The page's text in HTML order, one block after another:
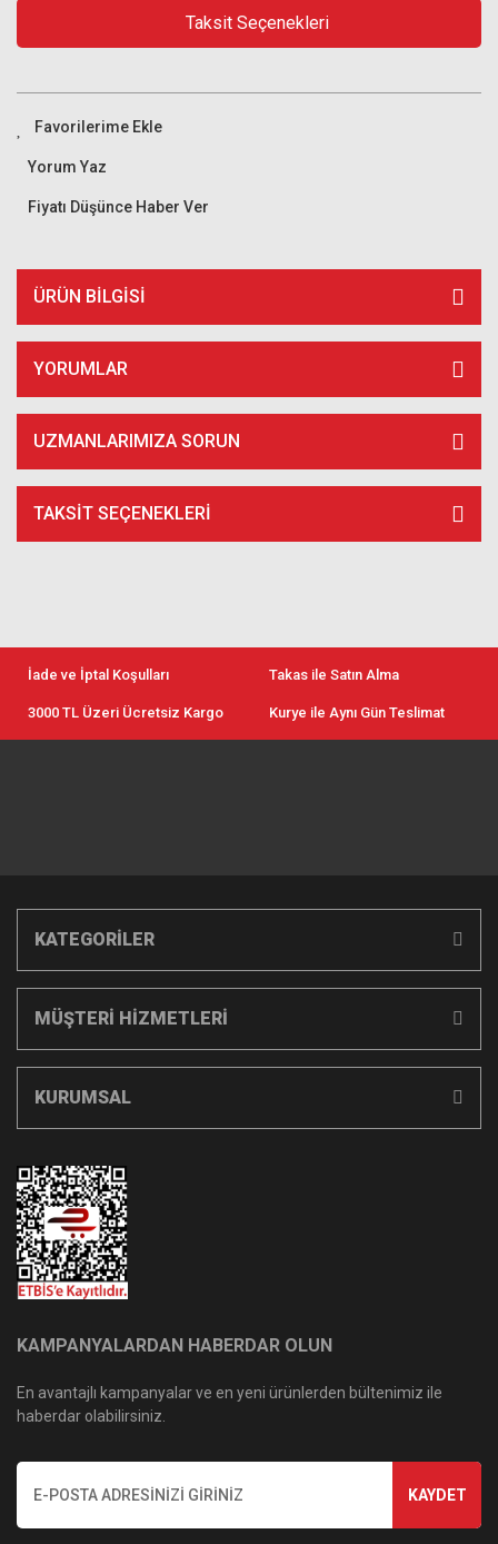
Taksit Seçenekleri
Yorum Yaz
Fiyatı Düşünce Haber Ver
ÜRÜN BILGISI
YORUMLAR
UZMANLARIMIZA SORUN
TAKSIT SEÇENEKLERI
İade ve İptal Koşulları Takas ile Satın Alma
3000 TL Üzeri Ücretsiz Kargo Kurye ile Aynı Gün Teslimat
KATEGORİLER
MÜŞTERİ HİZMETLERİ
KURUMSAL
KAMPANYALARDAN HABERDAR OLUN
En avantajlı kampanyalar ve en yeni ürünlerden bültenimiz ile
haberdar olabilirsiniz.
KAYDET